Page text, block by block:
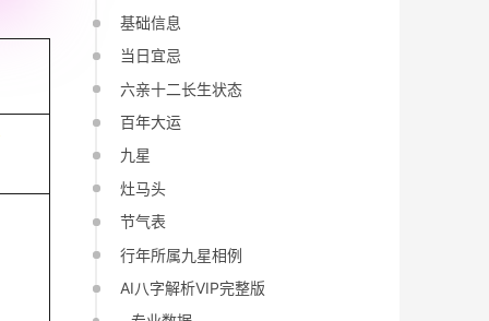
基础信息
当日宜忌
六亲十二长生状态
百年大运
九星
灶马头
节气表
行年所属九星相例
AI八字解析VIP完整版